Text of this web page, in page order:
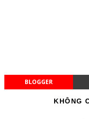
BLOGGER
KHÔNG